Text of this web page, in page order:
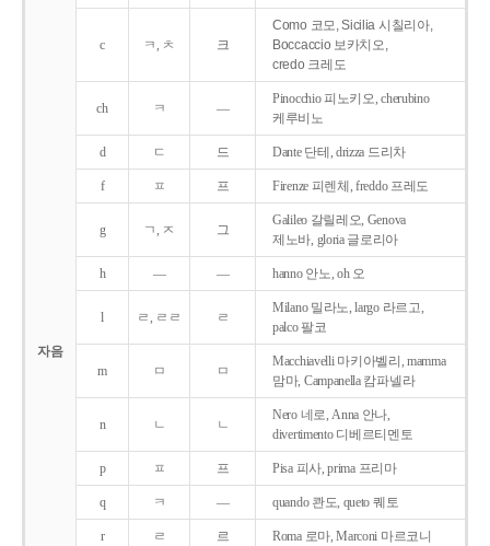
자음
c ㅋ, ㅊ 크
Como 코모, Sicilia 시칠리아,
Boccaccio 보카치오,
credo 크레도
ch ㅋ ―
Pinocchio 피노키오, cherubino
케루비노
d ㄷ 드 Dante 단테, drizza 드리차
f ㅍ 프 Firenze 피렌체, freddo 프레도
g ㄱ, ㅈ 그
Galileo 갈릴레오, Genova
제노바, gloria 글로리아
h ― ― hanno 안노, oh 오
l ㄹ, ㄹㄹ ㄹ
Milano 밀라노, largo 라르고,
palco 팔코
m ㅁ ㅁ
Macchiavelli 마키아벨리, mamma
맘마, Campanella 캄파넬라
n ㄴ ㄴ
Nero 네로, Anna 안나,
divertimento 디베르티멘토
p ㅍ 프 Pisa 피사, prima 프리마
q ㅋ ― quando 콴도, queto 퀘토
r ㄹ 르 Roma 로마, Marconi 마르코니